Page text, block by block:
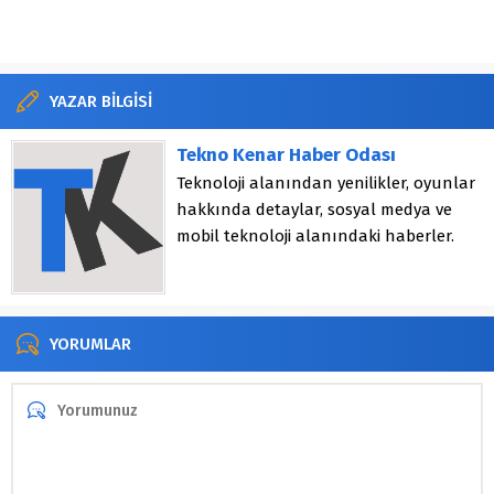
YAZAR BİLGİSİ
Tekno Kenar Haber Odası
Teknoloji alanından yenilikler, oyunlar
hakkında detaylar, sosyal medya ve
mobil teknoloji alanındaki haberler.
YORUMLAR